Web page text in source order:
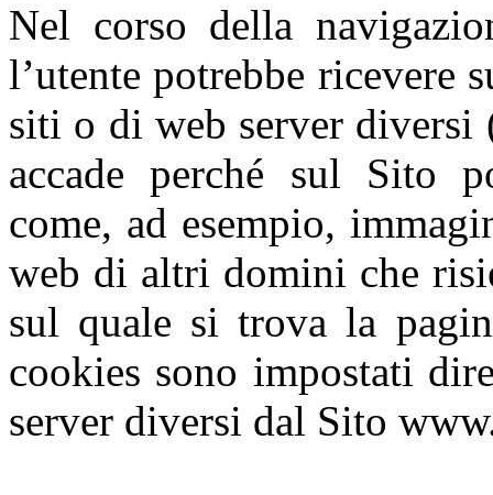
Nel corso della
l’utente potrebbe ricevere
siti o di web server diversi
accade perché sul Sito
come, ad esempio,
web di altri domini che
sul quale si trova la
cookies sono impostati
server diversi dal Sito